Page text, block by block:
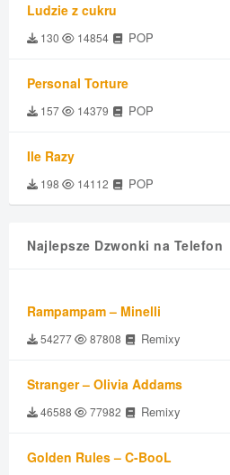
Ludzie z cukru
130 14854 POP
Personal Torture
157 14379 POP
Ile Razy
198 14112 POP
Najlepsze Dzwonki na Telefon
Rampampam – Minelli
54277 87808 Remixy
Stranger – Olivia Addams
46588 77982 Remixy
Golden Rules – C-BooL